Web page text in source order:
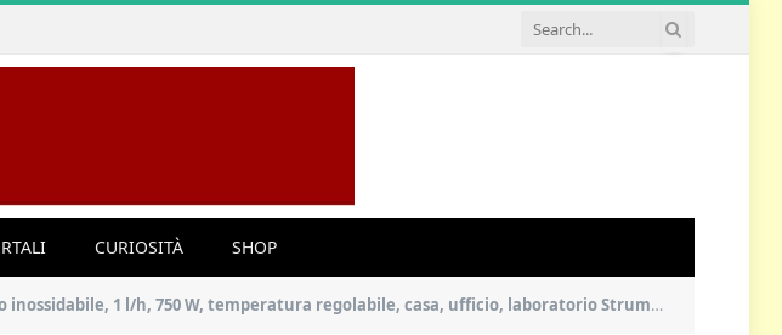
CURIOSITÀ SHOP
1 l/h, 750 W, temperatura regolabile, casa, ufficio, laboratorio Strumenti per la famiglia di lavoro